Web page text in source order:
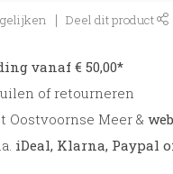
Deel dit product
vanaf € 50,00*
of retourneren
Oostvoornse Meer &
iDeal, Klarna, Paypal